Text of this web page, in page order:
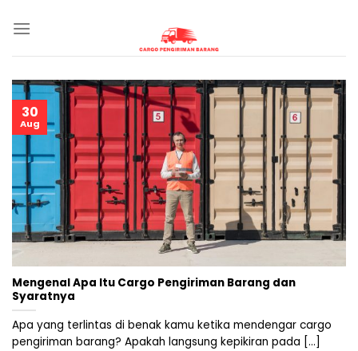
Mengenal Apa Itu Cargo Pengiriman Barang dan
Syaratnya
Apa yang terlintas di benak kamu ketika mendengar cargo
pengiriman barang? Apakah langsung kepikiran pada [...]
30
Aug